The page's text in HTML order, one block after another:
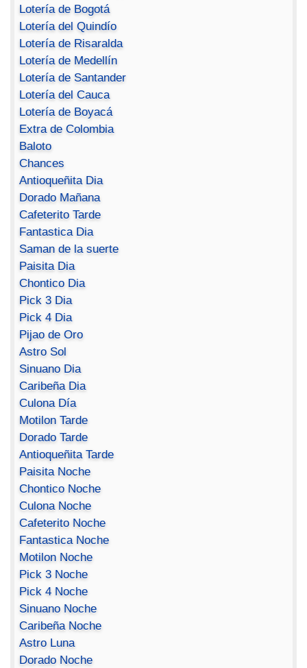
Lotería de Bogotá
Lotería del Quindío
Lotería de Risaralda
Lotería de Medellín
Lotería de Santander
Lotería del Cauca
Lotería de Boyacá
Extra de Colombia
Baloto
Chances
Antioqueñita Dia
Dorado Mañana
Cafeterito Tarde
Fantastica Dia
Saman de la suerte
Paisita Dia
Chontico Dia
Pick 3 Dia
Pick 4 Dia
Pijao de Oro
Astro Sol
Sinuano Dia
Caribeña Dia
Culona Día
Motilon Tarde
Dorado Tarde
Antioqueñita Tarde
Paisita Noche
Chontico Noche
Culona Noche
Cafeterito Noche
Fantastica Noche
Motilon Noche
Pick 3 Noche
Pick 4 Noche
Sinuano Noche
Caribeña Noche
Astro Luna
Dorado Noche